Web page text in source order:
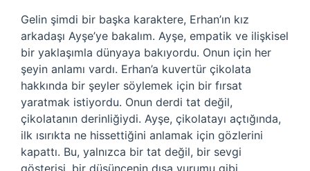
Gelin şimdi bir başka karaktere, Erhan’ın kız
arkadaşı Ayşe’ye bakalım. Ayşe, empatik ve ilişkisel
bir yaklaşımla dünyaya bakıyordu. Onun için her
şeyin anlamı vardı. Erhan’a kuvertür çikolata
hakkında bir şeyler söylemek için bir fırsat
yaratmak istiyordu. Onun derdi tat değil,
çikolatanın derinliğiydi. Ayşe, çikolatayı açtığında,
ilk ısırıkta ne hissettiğini anlamak için gözlerini
kapattı. Bu, yalnızca bir tat değil, bir sevgi
gösterisi, bir düşüncenin dışa vurumu gibi